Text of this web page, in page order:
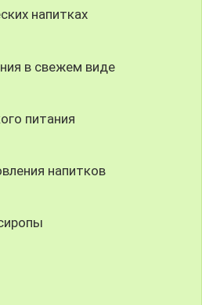
напитках
в свежем виде
питания
напитков